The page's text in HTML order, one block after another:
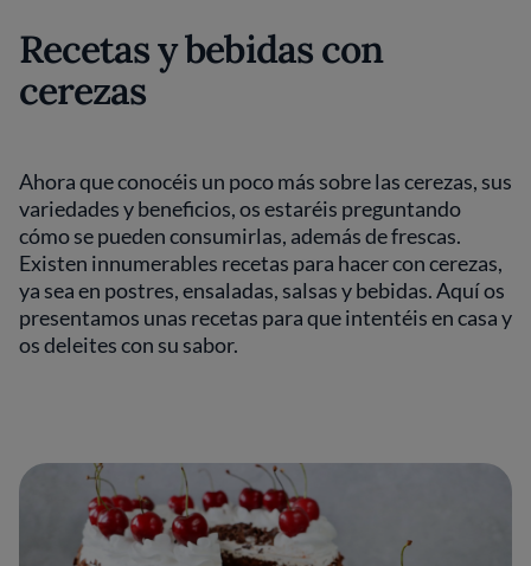
Recetas y bebidas con
cerezas
Ahora que conocéis un poco más sobre las cerezas, sus
variedades y beneficios, os estaréis preguntando
cómo se pueden consumirlas, además de frescas.
Existen innumerables recetas para hacer con cerezas,
ya sea en postres, ensaladas, salsas y bebidas. Aquí os
presentamos unas recetas para que intentéis en casa y
os deleites con su sabor.